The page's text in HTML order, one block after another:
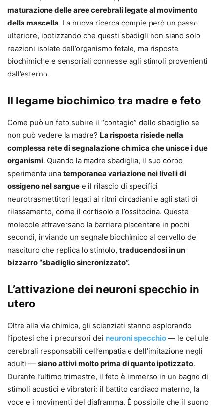
maturazione delle aree cerebrali legate al movimento
della mascella. La nuova ricerca compie però un passo
ulteriore, ipotizzando che questi sbadigli non siano solo
reazioni isolate dell’organismo fetale, ma risposte
biochimiche e sensoriali connesse agli stimoli provenienti
dall’esterno.
Il legame biochimico tra madre e feto
Come può un feto subire il “contagio” dello sbadiglio se
non può vedere la madre? La risposta risiede nella
complessa rete di segnalazione chimica che unisce i due
organismi. Quando la madre sbadiglia, il suo corpo
sperimenta una temporanea variazione nei livelli di
ossigeno nel sangue e il rilascio di specifici
neurotrasmettitori legati ai ritmi circadiani e agli stati di
rilassamento, come il cortisolo e l’ossitocina. Queste
molecole attraversano la barriera placentare in pochi
secondi, inviando un segnale biochimico al cervello del
nascituro che replica lo stimolo, traducendosi in un
bizzarro “sbadiglio sincronizzato”.
L’attivazione dei neuroni specchio in
utero
Oltre alla via chimica, gli scienziati stanno esplorando
l’ipotesi che i precursori dei neuroni specchio — le cellule
cerebrali responsabili dell’empatia e dell’imitazione negli
adulti — siano attivi molto prima di quanto ipotizzato.
Durante l’ultimo trimestre, il feto è immerso in un bagno di
stimoli acustici e vibratori: il battito cardiaco materno, la
voce e i movimenti del diaframma. È possibile che il suono